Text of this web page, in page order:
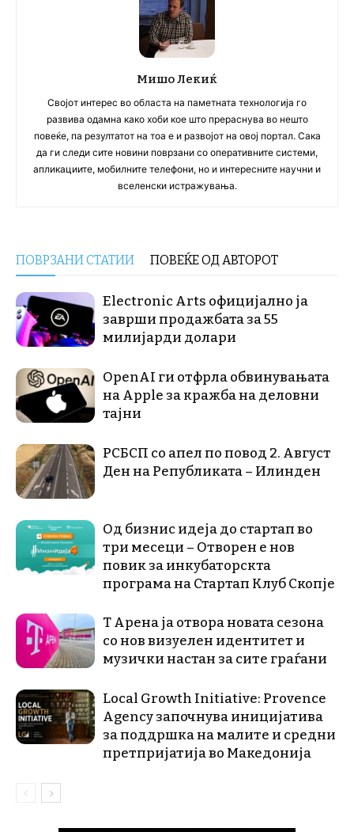
Мишо Лекиќ
Својот интерес во областа на паметната технологија го
развива одамна како хоби кое што прераснува во нешто
повеќе, па резултатот на тоа е и развојот на овој портал. Сака
да ги следи сите новини поврзани со оперативните системи,
апликациите, мобилните телефони, но и интересните научни и
вселенски истражувања.
ПОВРЗАНИ СТАТИИ ПОВЕЌЕ ОД АВТОРОТ
Electronic Arts официјално ја
заврши продажбата за 55
милијарди долари
OpenAI ги отфрла обвинувањата
на Apple за кражба на деловни
тајни
РСБСП со апел по повод 2. Август
Ден на Републиката – Илинден
Од бизнис идеја до стартап во
три месеци – Отворен е нов
повик за инкубаторскта
програма на Стартап Клуб Скопје
Т Арена ја отвора новата сезона
со нов визуелен идентитет и
музички настан за сите граѓани
Local Growth Initiative: Provence
Agency започнува иницијатива
за поддршка на малите и средни
претпријатија во Македонија